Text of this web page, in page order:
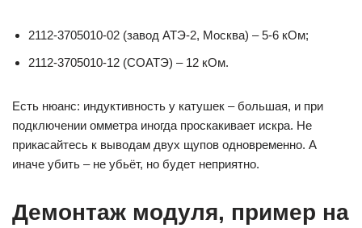
2112-3705010-02 (завод АТЭ-2, Москва) – 5-6 кОм;
2112-3705010-12 (СОАТЭ) – 12 кОм.
Есть нюанс: индуктивность у катушек – большая, и при
подключении омметра иногда проскакивает искра. Не
прикасайтесь к выводам двух щупов одновременно. А
иначе убить – не убьёт, но будет неприятно.
Демонтаж модуля, пример на